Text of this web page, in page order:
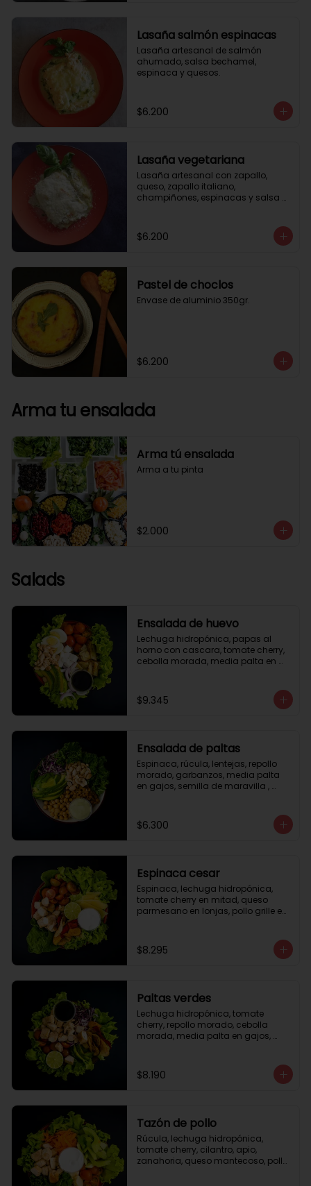
Lasaña salmón espinacas
Lasaña artesanal de salmón
ahumado, salsa bechamel,
espinaca y quesos.
$6.200
Lasaña vegetariana
Lasaña artesanal con zapallo,
queso, zapallo italiano,
champiñones, espinacas y salsa
$6.200
Pastel de choclos
Envase de aluminio 350gr.
$6.200
Arma tu ensalada
Arma tú ensalada
Arma a tu pinta
$2.000
Salads
Ensalada de huevo
Lechuga hidropónica, papas al
horno con cascara, tomate cherry,
cebolla morada, media palta en
balsámica.
$9.345
Ensalada de paltas
Espinaca, rúcula, lentejas, repollo
morado, garbanzos, media palta
en gajos, semilla de maravilla ,
$6.300
Espinaca cesar
Espinaca, lechuga hidropónica,
tomate cherry en mitad, queso
parmesano en lonjas, pollo grille en
$8.295
Paltas verdes
Lechuga hidropónica, tomate
cherry, repollo morado, cebolla
morada, media palta en gajos,
$8.190
Tazón de pollo
Rúcula, lechuga hidropónica,
tomate cherry, cilantro, apio,
zanahoria, queso mantecoso, pollo